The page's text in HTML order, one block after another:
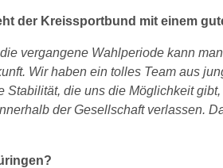
der Kreissportbund mit einem
vergangene Wahlperiode kann
Wir haben ein tolles Team aus
die uns die Möglichkeit
der Gesellschaft verlassen.